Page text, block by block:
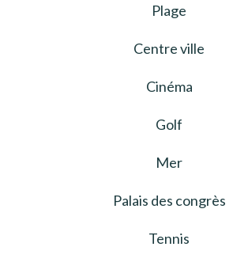
Plage
Centre ville
Cinéma
Golf
Mer
Palais des congrès
Tennis